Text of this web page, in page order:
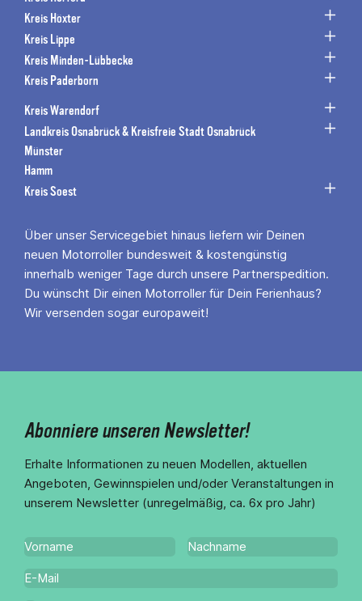
Kreis Höxter
Kreis Lippe
Kreis Minden-Lübbecke
Kreis Paderborn
Kreis Warendorf
Landkreis Osnabrück & Kreisfreie Stadt Osnabrück
Münster
Hamm
Kreis Soest
Über unser Servicegebiet hinaus liefern wir Deinen
neuen Motorroller bundesweit & kostengünstig
innerhalb weniger Tage durch unsere Partnerspedition.
Du wünscht Dir einen Motorroller für Dein Ferienhaus?
Wir versenden sogar europaweit!
Abonniere unseren Newsletter!
Erhalte Informationen zu neuen Modellen, aktuellen
Angeboten, Gewinnspielen und/oder Veranstaltungen in
unserem Newsletter (unregelmäßig, ca. 6x pro Jahr)